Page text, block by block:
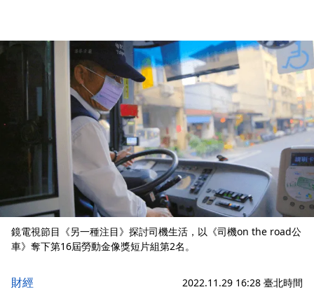
鏡電視節目《另一種注目》探討司機生活，以《司機on the road公
車》奪下第16屆勞動金像獎短片組第2名。
財經 2022.11.29 16:28 臺北時間